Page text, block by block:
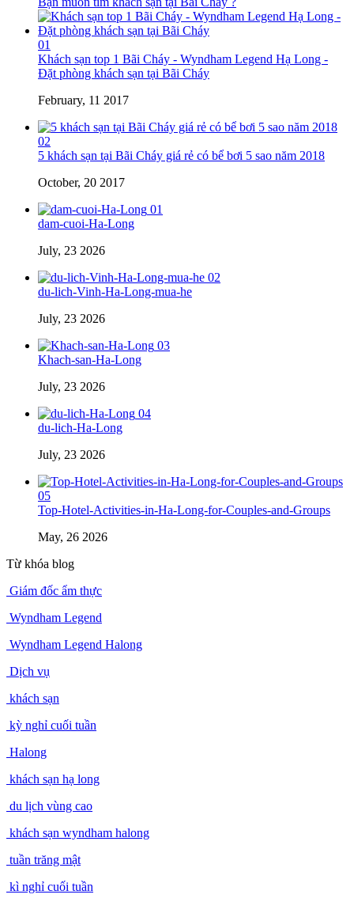
01
Khách sạn top 1 Bãi Cháy - Wyndham Legend Hạ Long -
Đặt phòng khách sạn tại Bãi Cháy
February, 11 2017
02
5 khách sạn tại Bãi Cháy giá rẻ có bể bơi 5 sao năm 2018
October, 20 2017
01
dam-cuoi-Ha-Long
July, 23 2026
02
du-lich-Vinh-Ha-Long-mua-he
July, 23 2026
03
Khach-san-Ha-Long
July, 23 2026
04
du-lich-Ha-Long
July, 23 2026
05
Top-Hotel-Activities-in-Ha-Long-for-Couples-and-Groups
May, 26 2026
Từ khóa blog
Giám đốc ẩm thực
Wyndham Legend
Wyndham Legend Halong
Dịch vụ
khách sạn
kỳ nghỉ cuối tuần
Halong
khách sạn hạ long
du lịch vùng cao
khách sạn wyndham halong
tuần trăng mật
kì nghỉ cuối tuần